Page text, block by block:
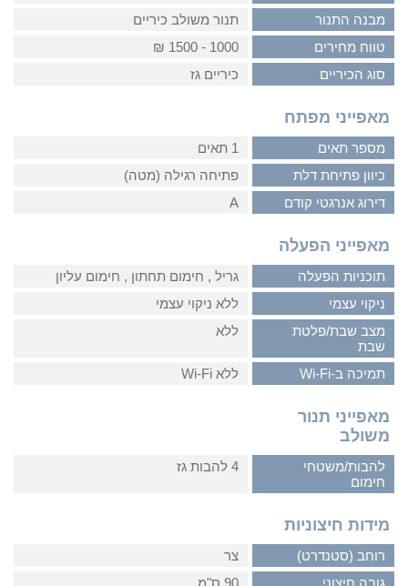
מבנה התנור
תנור משולב כיריים
טווח מחירים
1000 - 1500 ₪
סוג הכיריים
כיריים גז
מאפייני מפתח
מספר תאים
1 תאים
כיוון פתיחת דלת
פתיחה רגילה (מטה)
דירוג אנרגטי קודם
A
מאפייני הפעלה
תוכניות הפעלה
גריל‏ , ‏חימום תחתון‏ , ‏חימום עליון
ניקוי עצמי
ללא ניקוי עצמי
מצב שבת/פלטת
שבת
ללא
תמיכה ב-Wi-Fi ללא Wi-Fi
מאפייני תנור
משולב
להבות/משטחי
חימום
4 להבות גז
מידות חיצוניות
רוחב (סטנדרט)
צר
גובה חיצוני
90 ס"מ